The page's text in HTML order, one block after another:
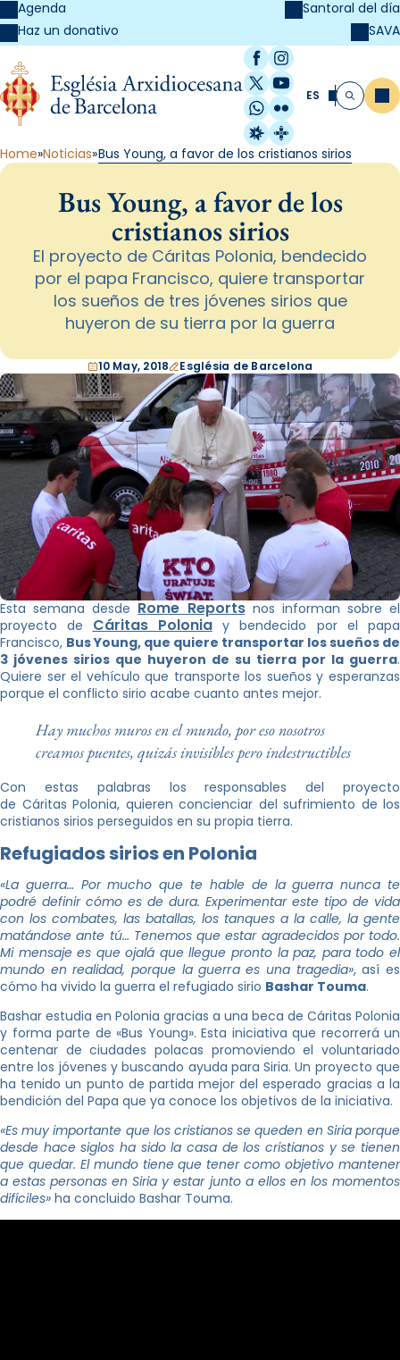
Agenda
Haz un donativo
Santoral del día
SAVA
Facebook
Instagram
X / Twitter
YouTube
WhatsApp
Flickr
Radio Estel
Catalunya
ES Buscar
Home Noticias Bus Young, a favor de los cristianos sirios
Bus Young, a favor de los
cristianos sirios
El proyecto de Cáritas Polonia, bendecido
por el papa Francisco, quiere transportar
los sueños de tres jóvenes sirios que
huyeron de su tierra por la guerra
10 May, 2018 Església de Barcelona
Esta semana desde Rome Reportsnos informan sobre el
proyecto de
Cáritas Poloniay bendecido por el papa
Francisco, Bus Young, que quiere transportar los sueños de
3 jóvenes sirios que huyeron de su tierra por la guerra.
Quiere ser el vehículo que transporte los sueños y esperanzas
porque el conflicto sirio acabe cuanto antes mejor.
Hay muchos muros en el mundo, por eso nosotros
creamos puentes, quizás invisibles pero indestructibles
Con estas palabras los responsables del proyecto
de Cáritas Polonia, quieren concienciar del sufrimiento de los
cristianos sirios perseguidos en su propia tierra.
Refugiados sirios en Polonia
«La guerra… Por mucho que te hable de la guerra nunca te
podré definir cómo es de dura. Experimentar este tipo de vida
con los combates, las batallas, los tanques a la calle, la gente
matándose ante tú… Tenemos que estar agradecidos por todo.
Mi mensaje es que ojalá que llegue pronto la paz, para todo el
mundo en realidad, porque la guerra es una tragedia», así es
cómo ha vivido la guerra el refugiado sirio Bashar Touma.
Bashar estudia en Polonia gracias a una beca de Cáritas Polonia
y forma parte de «Bus Young». Esta iniciativa que recorrerá un
centenar de ciudades polacas promoviendo el voluntariado
entre los jóvenes y buscando ayuda para Siria. Un proyecto que
ha tenido un punto de partida mejor del esperado gracias a la
bendición del Papa que ya conoce los objetivos de la iniciativa.
«Es muy importante que los cristianos se queden en Siria porque
desde hace siglos ha sido la casa de los cristianos y se tienen
que quedar. El mundo tiene que tener como objetivo mantener
a estas personas en Siria y estar junto a ellos en los momentos
difíciles» ha concluido Bashar Touma.